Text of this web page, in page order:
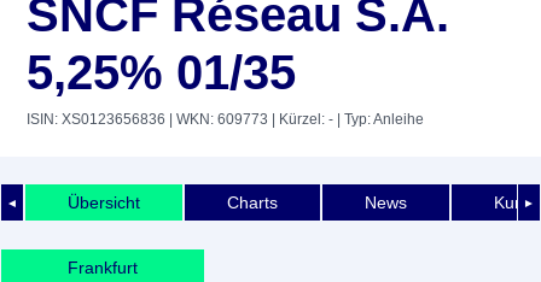
SNCF Réseau S.A.
5,25% 01/35
ISIN: XS0123656836 | WKN: 609773 | Kürzel: - | Typ: Anleihe
◄ ►
Übersicht Charts News
Frankfurt